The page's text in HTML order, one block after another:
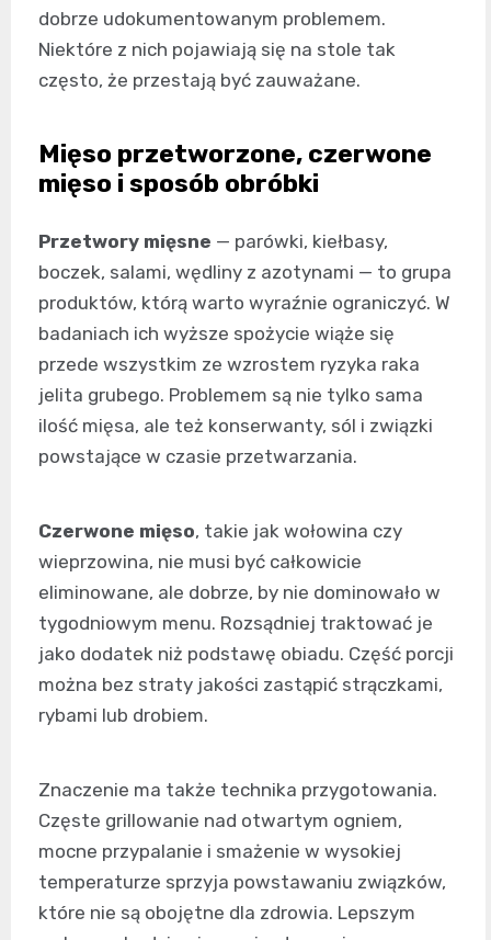
dobrze udokumentowanym problemem.
Niektóre z nich pojawiają się na stole tak
często, że przestają być zauważane.
Mięso przetworzone, czerwone
mięso i sposób obróbki
Przetwory mięsne — parówki, kiełbasy,
boczek, salami, wędliny z azotynami — to grupa
produktów, którą warto wyraźnie ograniczyć. W
badaniach ich wyższe spożycie wiąże się
przede wszystkim ze wzrostem ryzyka raka
jelita grubego. Problemem są nie tylko sama
ilość mięsa, ale też konserwanty, sól i związki
powstające w czasie przetwarzania.
Czerwone mięso, takie jak wołowina czy
wieprzowina, nie musi być całkowicie
eliminowane, ale dobrze, by nie dominowało w
tygodniowym menu. Rozsądniej traktować je
jako dodatek niż podstawę obiadu. Część porcji
można bez straty jakości zastąpić strączkami,
rybami lub drobiem.
Znaczenie ma także technika przygotowania.
Częste grillowanie nad otwartym ogniem,
mocne przypalanie i smażenie w wysokiej
temperaturze sprzyja powstawaniu związków,
które nie są obojętne dla zdrowia. Lepszym